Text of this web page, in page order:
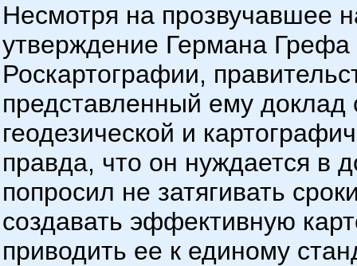
Несмотря на прозвучавшее
утверждение Германа
Роскартографии,
представленный ему
геодезической и
правда, что он нуждается в
попросил не затягивать
создавать эффективную
приводить ее к единому